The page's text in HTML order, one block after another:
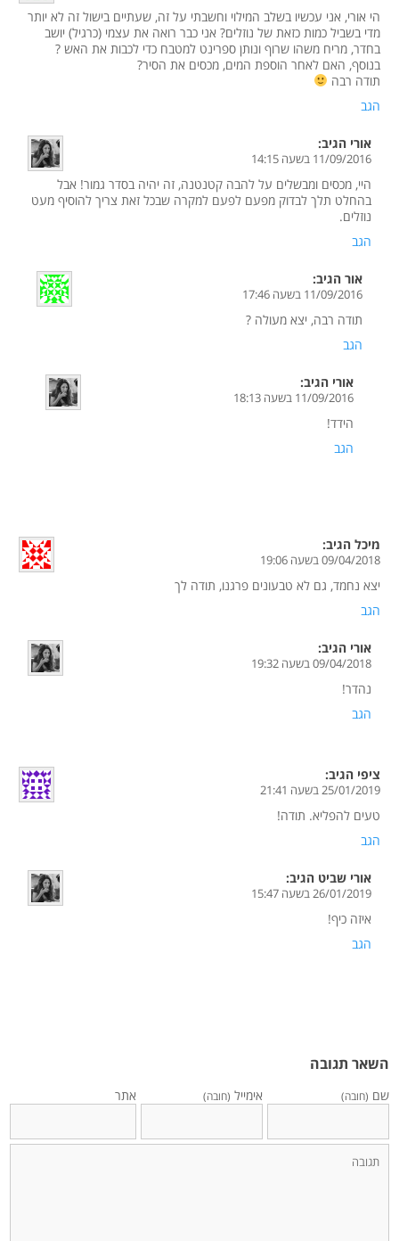
הי אורי, אני עכשיו בשלב המילוי וחשבתי על זה, שעתיים בישול זה לא יותר
מדי בשביל כמות כזאת של נוזלים? אני כבר רואה את עצמי (כרגיל) יושב
בחדר, מריח משהו שרוף ונותן ספרינט למטבח כדי לכבות את האש ?
בנוסף, האם לאחר הוספת המים, מכסים את הסיר?
תודה רבה
הגב
אורי הגיב:
11/09/2016 בשעה 14:15
היי, מכסים ומבשלים על להבה קטנטנה, זה יהיה בסדר גמור! אבל
בהחלט תלך לבדוק מפעם לפעם למקרה שבכל זאת צריך להוסיף מעט
נוזלים.
הגב
אור הגיב:
11/09/2016 בשעה 17:46
תודה רבה, יצא מעולה ?
הגב
אורי הגיב:
11/09/2016 בשעה 18:13
הידד!
הגב
מיכל הגיב:
09/04/2018 בשעה 19:06
יצא נחמד, גם לא טבעונים פרגנו, תודה לך
הגב
אורי הגיב:
09/04/2018 בשעה 19:32
נהדר!
הגב
ציפי הגיב:
25/01/2019 בשעה 21:41
טעים להפליא. תודה!
הגב
אורי שביט הגיב:
26/01/2019 בשעה 15:47
איזה כיף!
הגב
השאר תגובה
שם (חובה) אימייל (חובה) אתר